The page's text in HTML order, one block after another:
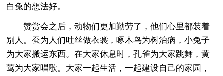
白兔的想法好。
赞赏会之后，动物们更加勤劳了，他们心里都装着
别人。蚕为人们吐丝做衣裳，啄木鸟为树治病，小兔子
为大家搬运东西。在大家休息时，孔雀为大家跳舞，黄
莺为大家唱歌。大家一起生活，一起建设自己的家园，